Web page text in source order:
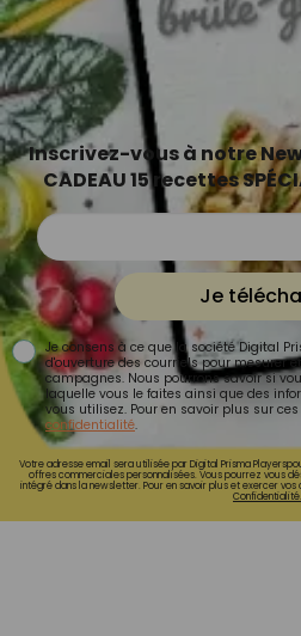
Inscrivez-vous à notre
CADEAU 15 recettes
Je
Je consens à ce que la société Digital
d'ouverture des courriels pour mesurer
campagnes. Nous pourrons savoir si
laquelle vous le faites ainsi que des
vous utilisez. Pour en savoir plus sur
confidentialité.
Votre adresse email sera utilisée par Digital Prisma
offres commerciales personnalisées. Vous pourrez vous
intégré dans la newsletter. Pour en savoir plus et exercer
Confidentialité.